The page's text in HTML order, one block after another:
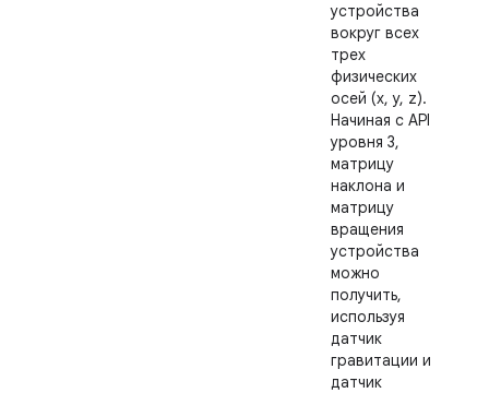
устройства
вокруг всех
трех
физических
осей (x, y, z).
Начиная с API
уровня 3,
матрицу
наклона и
матрицу
вращения
устройства
можно
получить,
используя
датчик
гравитации и
датчик